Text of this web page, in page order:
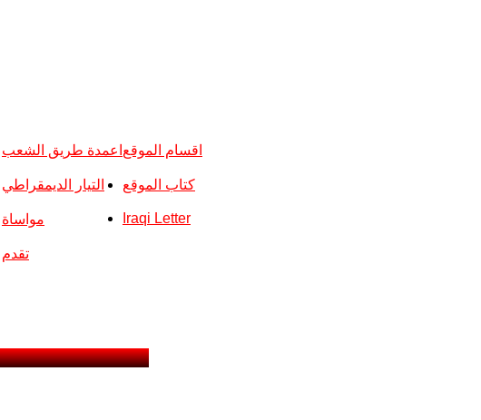
اقسام الموقع اعمدة طريق الشعب
التيار الديمقراطي
مواساة
تقدم
كتاب الموقع
Iraqi Letter